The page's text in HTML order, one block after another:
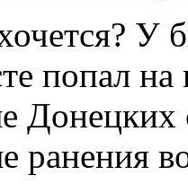
У
попал
ранения